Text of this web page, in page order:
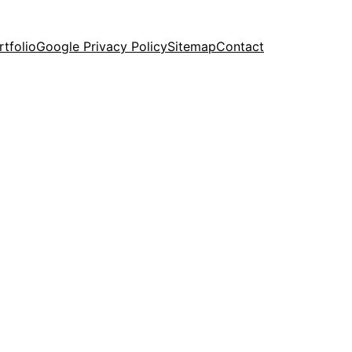
Google Privacy PolicySitemapContact